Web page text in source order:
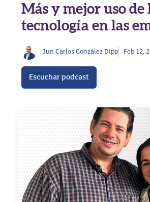
Más y mejor uso de
tecnología en las
Jun Carlos González Dipp Feb 12,
Escuchar podcast